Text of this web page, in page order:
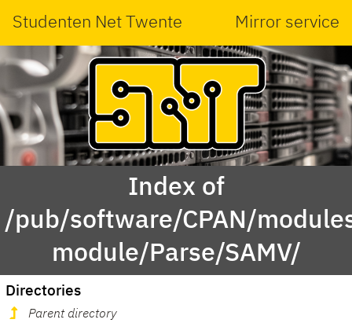
Studenten Net Twente Mirror service
Index of
/pub/software/CPAN/
module/Parse/SAMV/
Directories
Parent directory